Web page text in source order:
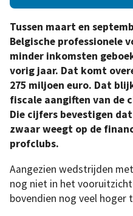
Tussen maart en
Belgische professionele
minder inkomsten
vorig jaar. Dat komt
275 miljoen euro. Dat
fiscale aangiften van de
Die cijfers bevestigen
zwaar weegt op de
profclubs.
Aangezien wedstrijden
nog niet in het
bovendien nog veel hoger